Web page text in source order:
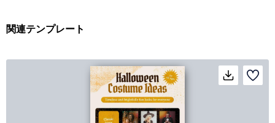
関連テンプレート